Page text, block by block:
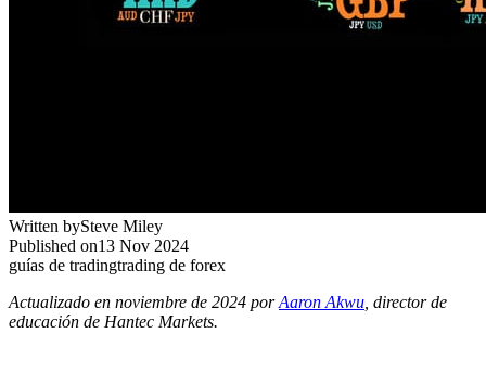
Written bySteve Miley
Published on13 Nov 2024
guías de tradingtrading de forex
Actualizado en noviembre de 2024 porAaron Akwu, director de
educación de Hantec Markets.